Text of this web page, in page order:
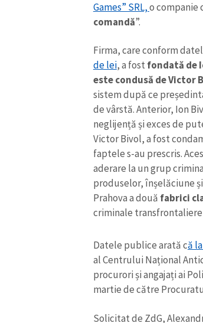
Games” SRL,o companie
comandă”.
Firma, care conform
de lei, a fost fondată de
este condusă de
sistem după ce
de vârstă. Anterior, Ion
neglijență și exces de
Victor Bivol, a fost
faptele s-au prescris.
aderare la un grup
produselor, înșelăciune
Prahova a două fabrici
criminale
Datele publice arată că
al Centrului Național
procurori și angajați ai
martie de către
Solicitat de ZdG,